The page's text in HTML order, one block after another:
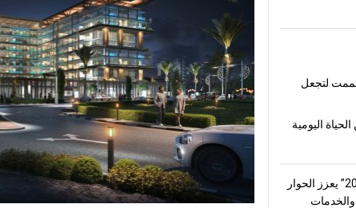
لتجعل
اليومية
“منتدى الشارقة للاستثمار 2026” يعزز الحوار